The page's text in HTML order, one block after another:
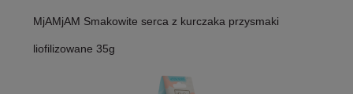
MjAMjAM Smakowite serca z kurczaka przysmaki
liofilizowane 35g